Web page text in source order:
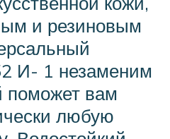
и резиновым
И- 1 незаменим
поможет вам
любую